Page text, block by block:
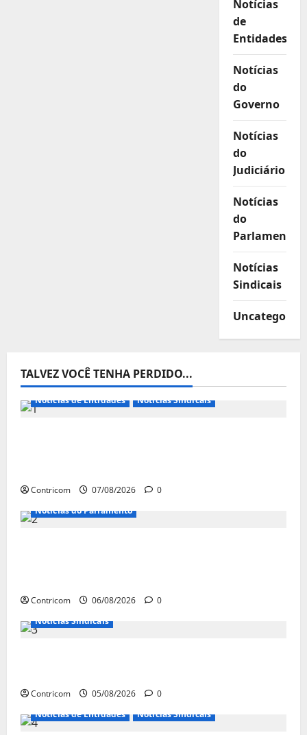
Notícias
de
Entidades
Notícias
do
Governo
Notícias
do
Judiciário
Notícias
do
Parlamento
Notícias
Sindicais
TALVEZ VOCÊ TENHA PERDIDO...
Notícias de Entidades Notícias Sindicais
Contricom 07/08/2026
0
Notícias do Parlamento
Contricom 06/08/2026
0
Notícias Sindicais
Contricom 05/08/2026
0
Notícias de Entidades
Notícias Sindicais